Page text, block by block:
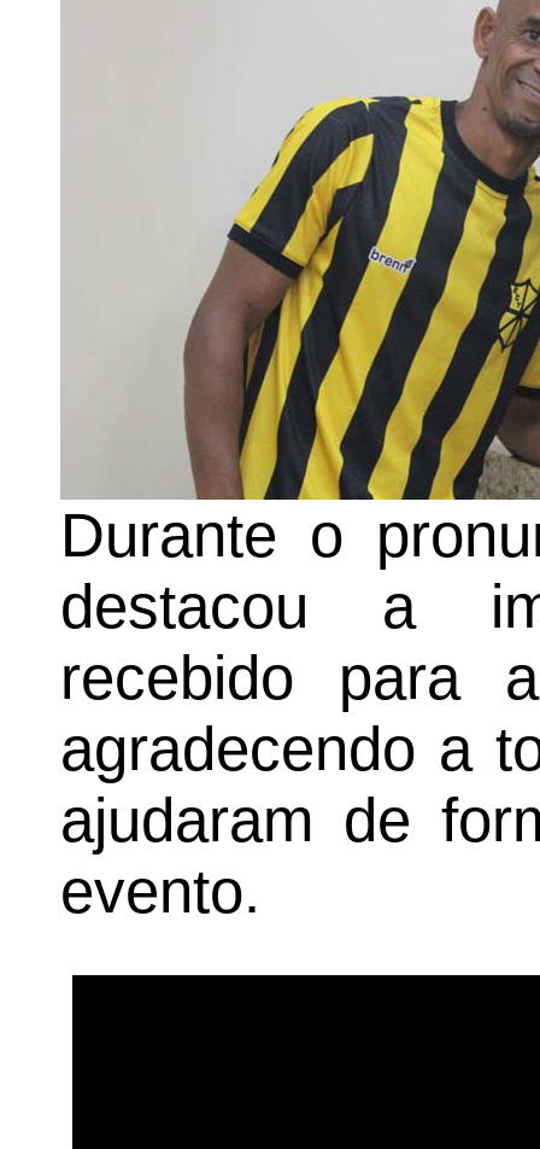
Durante o
destacou a
recebido para
agradecendo a
ajudaram de
evento.